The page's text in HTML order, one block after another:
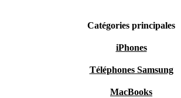
Catégories principales
iPhones
Téléphones Samsung
MacBooks